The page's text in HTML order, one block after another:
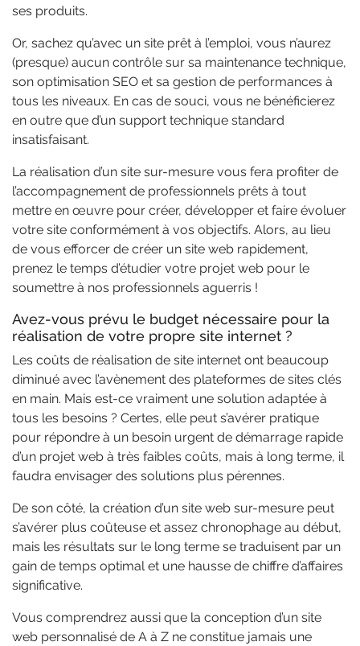
ses produits.
Or, sachez qu’avec un site prêt à l’emploi, vous n’aurez
(presque) aucun contrôle sur sa maintenance technique,
son optimisation SEO et sa gestion de performances à
tous les niveaux. En cas de souci, vous ne bénéficierez
en outre que d’un support technique standard
insatisfaisant.
La réalisation d’un site sur-mesure vous fera profiter de
l’accompagnement de professionnels prêts à tout
mettre en œuvre pour créer, développer et faire évoluer
votre site conformément à vos objectifs. Alors, au lieu
de vous efforcer de créer un site web rapidement,
prenez le temps d’étudier votre projet web pour le
soumettre à nos professionnels aguerris !
Avez-vous prévu le budget nécessaire pour la
réalisation de votre propre site internet ?
Les coûts de réalisation de site internet ont beaucoup
diminué avec l’avènement des plateformes de sites clés
en main. Mais est-ce vraiment une solution adaptée à
tous les besoins ? Certes, elle peut s’avérer pratique
pour répondre à un besoin urgent de démarrage rapide
d’un projet web à très faibles coûts, mais à long terme, il
faudra envisager des solutions plus pérennes.
De son côté, la création d’un site web sur-mesure peut
s’avérer plus coûteuse et assez chronophage au début,
mais les résultats sur le long terme se traduisent par un
gain de temps optimal et une hausse de chiffre d’affaires
significative.
Vous comprendrez aussi que la conception d’un site
web personnalisé de A à Z ne constitue jamais une